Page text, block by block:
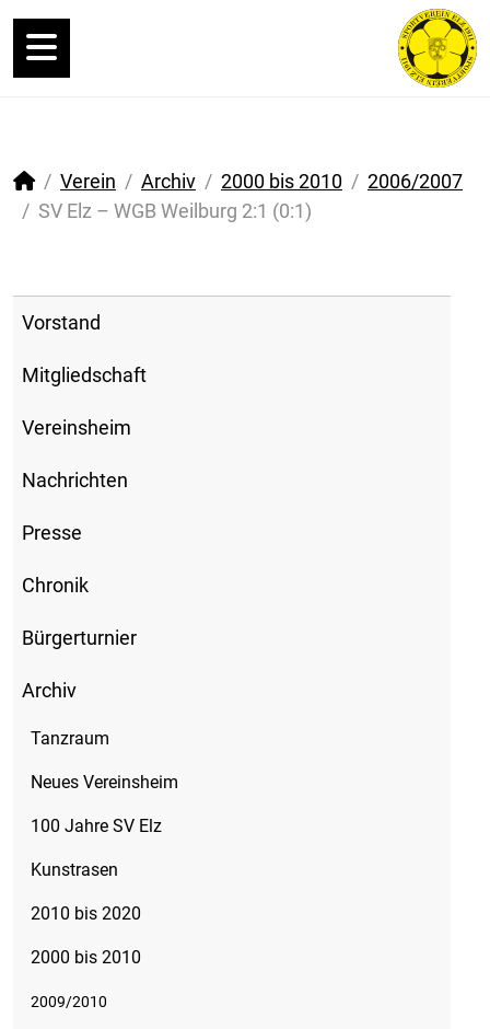
Verein Archiv 2000 bis 2010
2006/2007
SV Elz – WGB Weilburg 2:1 (0:1)
Vorstand
Mitgliedschaft
Vereinsheim
Nachrichten
Presse
Chronik
Bürgerturnier
Archiv
Tanzraum
Neues Vereinsheim
100 Jahre SV Elz
Kunstrasen
2010 bis 2020
2000 bis 2010
2009/2010